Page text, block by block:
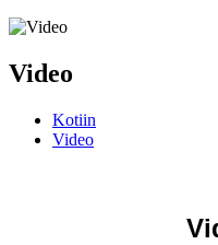
Video
Kotiin
Video